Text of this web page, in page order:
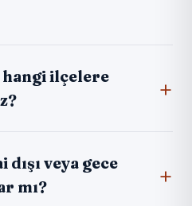
hangi ilçelere
veya gece
mı?